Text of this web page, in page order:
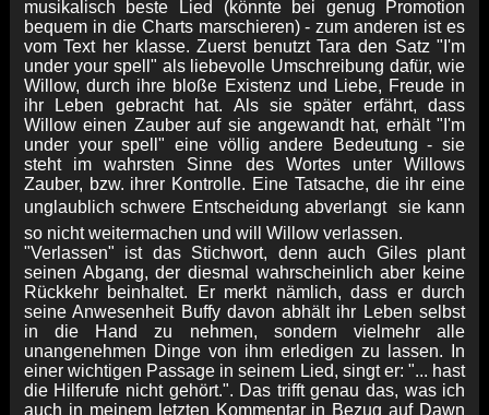
musikalisch beste Lied (könnte bei genug Promotion
bequem in die Charts marschieren) - zum anderen ist es
vom Text her klasse. Zuerst benutzt Tara den Satz "I'm
under your spell" als liebevolle Umschreibung dafür, wie
Willow, durch ihre bloße Existenz und Liebe, Freude in
ihr Leben gebracht hat. Als sie später erfährt, dass
Willow einen Zauber auf sie angewandt hat, erhält "I'm
under your spell" eine völlig andere Bedeutung - sie
steht im wahrsten Sinne des Wortes unter Willows
Zauber, bzw. ihrer Kontrolle. Eine Tatsache, die ihr eine
unglaublich schwere Entscheidung abverlangt  sie kann
so nicht weitermachen und will Willow verlassen.
"Verlassen" ist das Stichwort, denn auch Giles plant
seinen Abgang, der diesmal wahrscheinlich aber keine
Rückkehr beinhaltet. Er merkt nämlich, dass er durch
seine Anwesenheit Buffy davon abhält ihr Leben selbst
in die Hand zu nehmen, sondern vielmehr alle
unangenehmen Dinge von ihm erledigen zu lassen. In
einer wichtigen Passage in seinem Lied, singt er: "... hast
die Hilferufe nicht gehört.". Das trifft genau das, was ich
auch in meinem letzten Kommentar in Bezug auf Dawn